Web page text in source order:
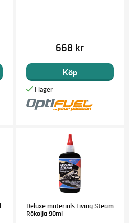
668 kr
Köp
Deluxe materials Living Steam
Rökolja 90ml